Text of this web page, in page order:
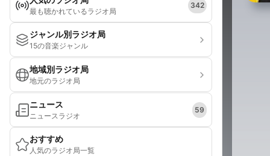
最も聴かれているラジオ局
342
ジャンル別ラジオ局
15の音楽ジャンル
地域別ラジオ局
地元のラジオ局
ニュース
ニュースラジオ
59
おすすめ
人気のラジオ局一覧